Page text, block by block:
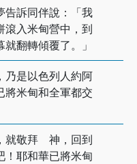
告訴同伴說：「我
滾入米甸營中，到
翻轉傾覆了。」
乃是以色列人約阿
米甸和全軍都交
就敬拜 神，回到
！耶和華已將米甸